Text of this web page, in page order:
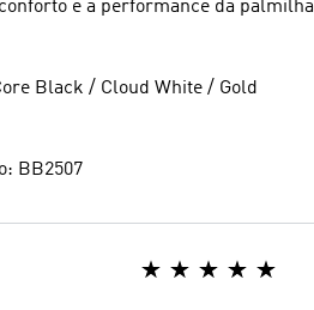
e a performance da palmilha
Black / Cloud White / Gold
BB2507